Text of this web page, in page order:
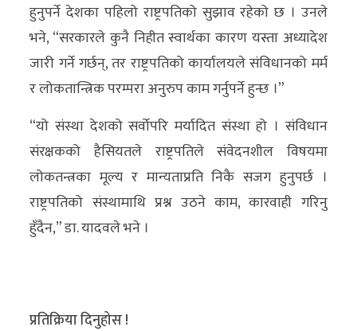
हुनुपर्ने देशका पहिलो राष्ट्रपतिको सुझाव रहेको छ । उनले
भने, “सरकारले कुनै निहीत स्वार्थका कारण यस्ता अध्यादेश
जारी गर्ने गर्छन्, तर राष्ट्रपतिको कार्यालयले संविधानको मर्म
र लोकतान्त्रिक परम्परा अनुरुप काम गर्नुपर्ने हुन्छ ।”
“यो संस्था देशको सर्वोपरि मर्यादित संस्था हो । संविधान
संरक्षकको हैसियतले राष्ट्रपतिले संवेदनशील विषयमा
लोकतन्त्रका मूल्य र मान्यताप्रति निकै सजग हुनुपर्छ ।
राष्ट्रपतिको संस्थामाथि प्रश्न उठने काम, कारवाही गरिनु
हुँदैन,” डा. यादवले भने ।
प्रतिक्रिया दिनुहोस !